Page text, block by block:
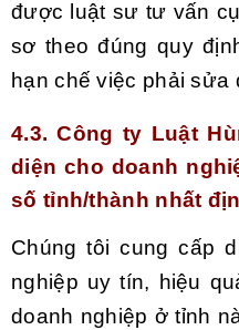
được luật sư tư vấn
sơ theo đúng quy
hạn chế việc phải sửa
4.3. Công ty Luật
diện cho doanh
số tỉnh/thành nhất
Chúng tôi cung cấp
nghiệp uy tín, hiệu
doanh nghiệp ở tỉnh